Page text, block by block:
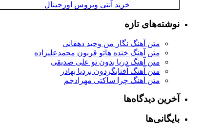
خرید آنتی ویروس اورجینال
نوشته‌های تازه
متن آهنگ نگار من وحید دهقانی
متن آهنگ خنده هاتو قربون محمدعلیزاده
متن آهنگ دریا بدون تو علی صدیقی
متن آهنگ آفتابگردون بردیا بهادر
متن آهنگ چرا ساکتی مهرادجم
آخرین دیدگاه‌ها
بایگانی‌ها